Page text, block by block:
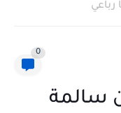
رباعي
0
سالمة